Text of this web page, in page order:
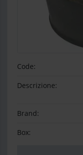
Code:
Descrizione:
Brand:
Box: